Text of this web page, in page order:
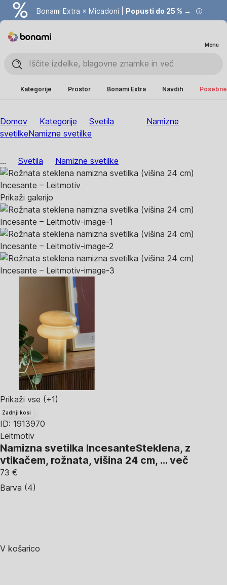
Bonami Extra × Micadoni | Popusti do 25 % →
Menu
Kategorije Prostor Bonami Extra Navdih
Domov Kategorije Svetila
Namizne
svetilkeNamizne svetilke
... Svetila Namizne svetilke
Prikaži galerijo
Prikaži vse (+1)
Zadnji kosi
ID: 1913970
Leitmotiv
Namizna svetilka IncesanteSteklena, z
vtikačem, rožnata, višina 24 cm, … več
73 €
Barva (4)
V košarico